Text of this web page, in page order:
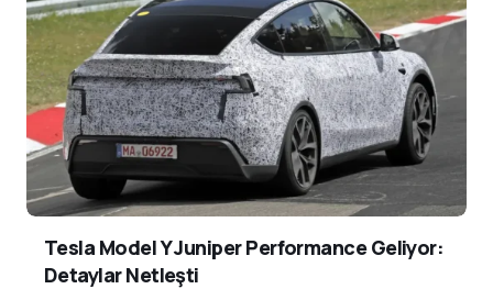
Tesla Model Y Juniper Performance Geliyor:
Detaylar Netleşti